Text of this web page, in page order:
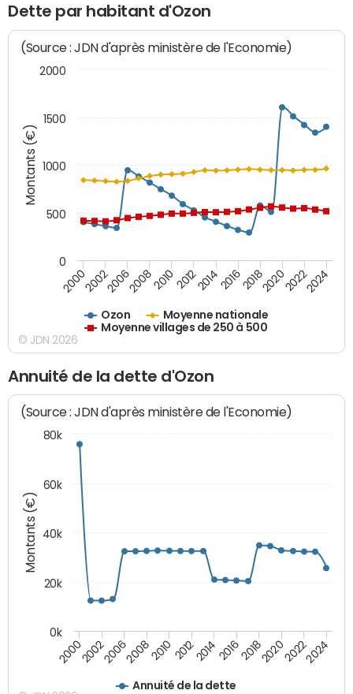
Dette par habitant d'Ozon
Montants (€)
(Source : JDN d'après ministère de l'Economie)
Ozon
Moyenne nationale
Moyenne villages de 250 à 500
200020022006200820102012201420162018202020222024
0
500
1000
1500
2000
© JDN 2026
Annuité de la dette d'Ozon
Montants (€)
(Source : JDN d'après ministère de l'Economie)
Annuité de la dette
20002002200620082010 2012201420162018202020222024
0k
20k
40k
60k
80k